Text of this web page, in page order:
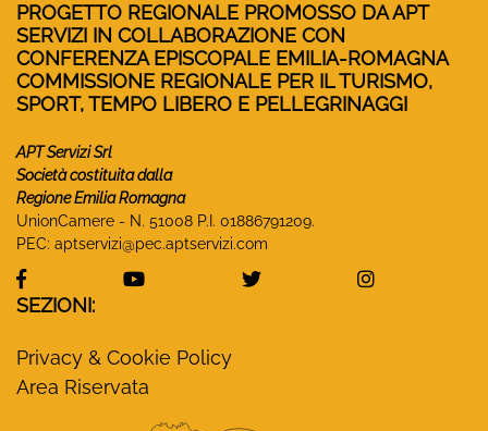
PROGETTO REGIONALE PROMOSSO DA APT
SERVIZI IN COLLABORAZIONE CON
CONFERENZA EPISCOPALE EMILIA-ROMAGNA
COMMISSIONE REGIONALE PER IL TURISMO,
SPORT, TEMPO LIBERO E PELLEGRINAGGI
APT Servizi Srl
Società costituita dalla
Regione Emilia Romagna
UnionCamere - N. 51008 P.I. 01886791209.
PEC: aptservizi@pec.aptservizi.com
visita la pagina Facebook di Monasteri Emilia-
visita la pagina YouTube di
visita la pagina Twitter
visita la
SEZIONI:
Privacy & Cookie Policy
Area Riservata